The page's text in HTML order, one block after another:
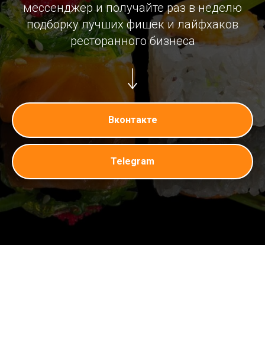
мессенджер и получайте раз в неделю
подборку лучших фишек и лайфхаков
ресторанного бизнеса
Вконтакте
Telegram